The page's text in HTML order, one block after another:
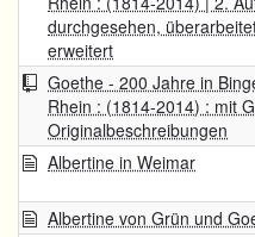
durchgesehen,
erweitert
Goethe - 200 Jahre in
Rhein : (1814-2014) : mit
Originalbeschreibungen
Albertine in Weimar
Albertine von Grün und